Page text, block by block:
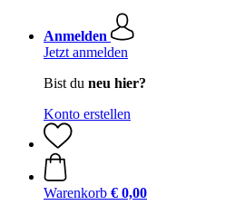
Anmelden
Jetzt anmelden
Bist du neu hier?
Konto erstellen
Warenkorb € 0,00